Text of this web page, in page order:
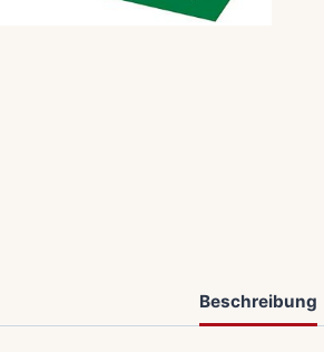
Beschreibung